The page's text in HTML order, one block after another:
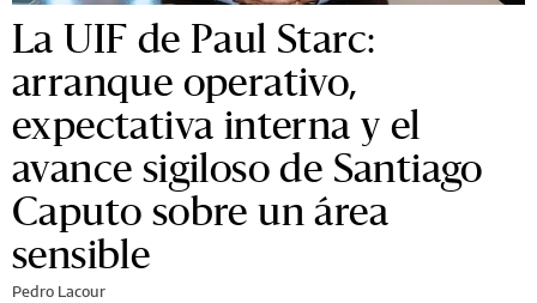
La UIF de Paul Starc:
arranque operativo,
expectativa interna y el
avance sigiloso de Santiago
Caputo sobre un área
sensible
Pedro Lacour